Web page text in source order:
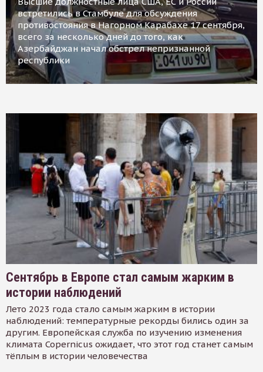
встретились в Стамбуле для обсуждения
противостояния в Нагорном Карабахе 17 сентября,
всего за несколько дней до того, как
Азербайджан начал обстрел непризнанной
республики
Сентябрь в Европе стал самым жарким в
истории наблюдений
Лето 2023 года стало самым жарким в истории
наблюдений: температурные рекорды бились один за
другим. Европейская служба по изучению изменения
климата Copernicus ожидает, что этот год станет самым
тёплым в истории человечества